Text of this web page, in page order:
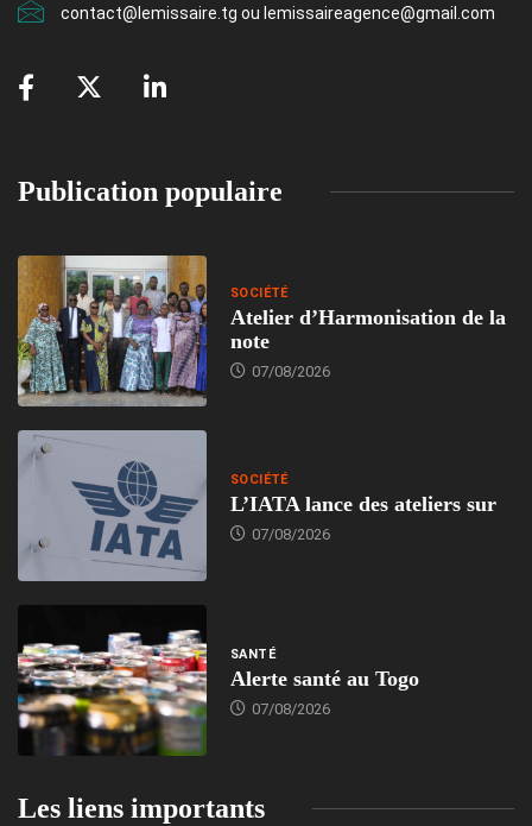
contact@lemissaire.tg ou lemissaireagence@gmail.com
Publication populaire
SOCIÉTÉ
Atelier d’Harmonisation de la
note
07/08/2026
SOCIÉTÉ
L’IATA lance des ateliers sur
07/08/2026
SANTÉ
Alerte santé au Togo
07/08/2026
Les liens importants